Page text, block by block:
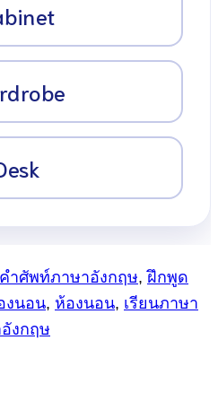
คำศัพท์ภาษาอังกฤษ,ฝึกพูด
งนอน, ห้องนอน, เรียนภาษา
งกฤษ